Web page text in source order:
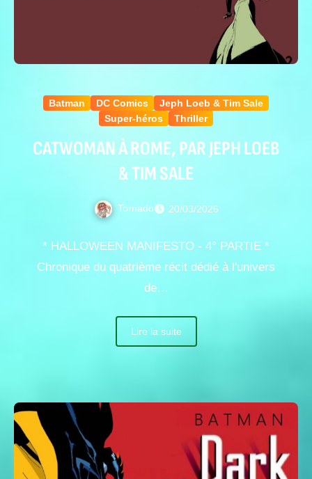
Batman DC Comics
Jeph Loeb & Tim Sale
Super-héros
Thriller
CATWOMAN À ROME, PAR JEPH LOEB
& TIM SALE
Tornado 20/03/2026
* HALLOWEEN MANIFESTO - 4° PARTIE *
Chronique du quatrième récit dédié à l'univers
de…
Lire la suite